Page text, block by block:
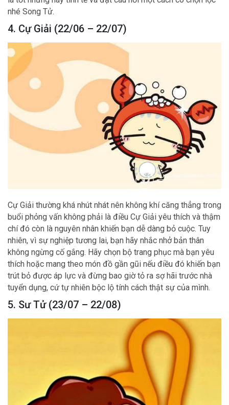
nhé Song Tử.
4. Cự Giải (22/06 – 22/07)
Cự Giải thường khá nhút nhát nên không khí căng thẳng trong
buổi phỏng vấn không phải là điều Cự Giải yêu thích và thậm
chí đó còn là nguyên nhân khiến bạn dễ dàng bỏ cuộc. Tuy
nhiên, vì sự nghiệp tương lai, bạn hãy nhắc nhở bản thân
không ngừng cố gắng. Hãy chọn bộ trang phục mà bạn yêu
thích hoặc mang theo món đồ gần gũi nếu điều đó khiến bạn
trút bỏ được áp lực và đừng bao giờ tỏ ra sợ hãi trước nhà
tuyển dụng, cứ tự nhiên bộc lộ tính cách thật sự của mình.
5. Sư Tử (23/07 – 22/08)